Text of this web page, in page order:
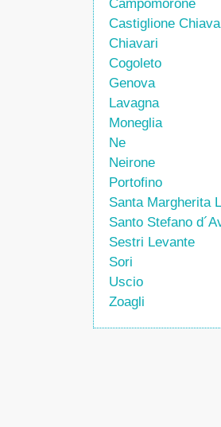
Campomorone
Castiglione
Chiavari
Cogoleto
Genova
Lavagna
Moneglia
Ne
Neirone
Portofino
Santa Margherita
Santo Stefano
Sestri Levante
Sori
Uscio
Zoagli